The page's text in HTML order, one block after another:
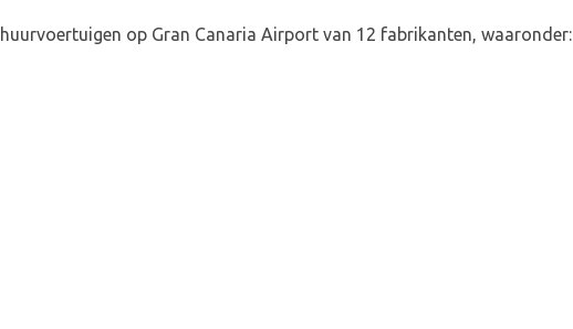
op Gran Canaria Airport van 12 fabrikanten, waaronder: